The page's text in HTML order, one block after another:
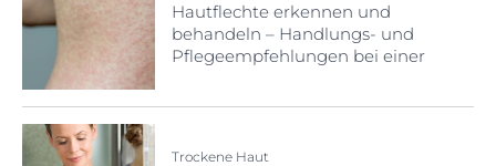
Hautflechte erkennen und
behandeln – Handlungs- und
Pflegeempfehlungen bei einer
Trockene Haut